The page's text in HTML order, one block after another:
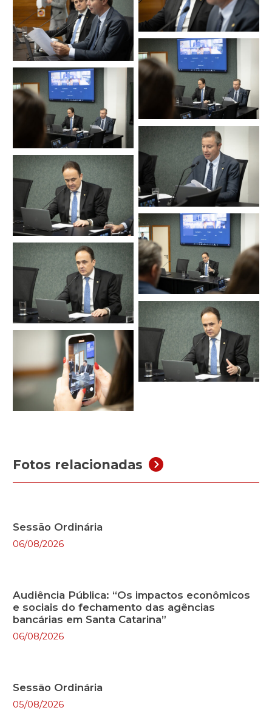
Fotos relacionadas
Sessão Ordinária
06/08/2026
Audiência Pública: “Os impactos econômicos
e sociais do fechamento das agências
bancárias em Santa Catarina”
06/08/2026
Sessão Ordinária
05/08/2026